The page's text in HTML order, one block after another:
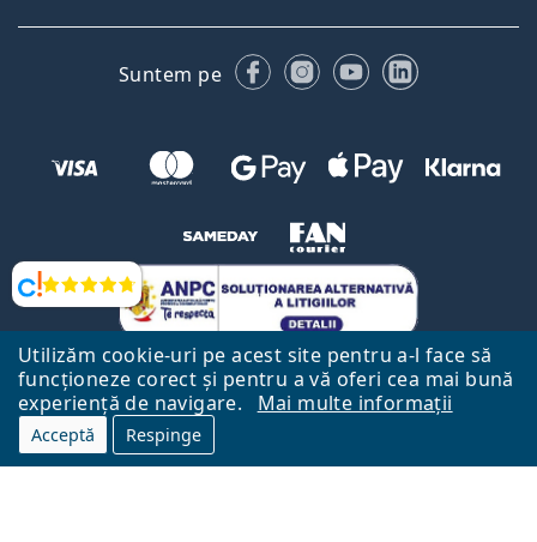
Utilizăm cookie-uri pe acest site pentru a-l face să
funcționeze corect și pentru a vă oferi cea mai bună
experiență de navigare.
Mai multe informații
Acceptă Respinge
Opinii
Suntem pe FacebookInstagram
YouTubeLinkedIn
Către Pagina Principală
Mai sus